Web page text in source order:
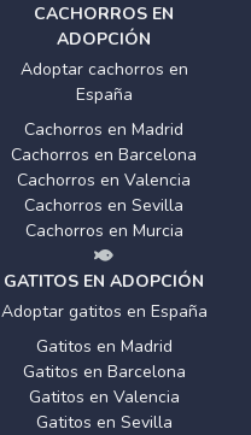
CACHORROS EN
ADOPCIÓN
Adoptar cachorros en
España
Cachorros en Madrid
Cachorros en Barcelona
Cachorros en Valencia
Cachorros en Sevilla
Cachorros en Murcia
GATITOS EN ADOPCIÓN
Adoptar gatitos en España
Gatitos en Madrid
Gatitos en Barcelona
Gatitos en Valencia
Gatitos en Sevilla